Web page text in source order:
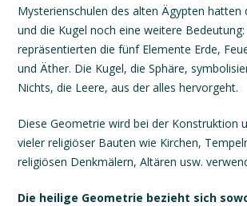
Mysterienschulen des alten Ägypten hatten
und die Kugel noch eine weitere Bedeutung:
repräsentierten die fünf Elemente Erde,
und Äther. Die Kugel, die Sphäre,
Nichts, die Leere, aus der alles hervorgeht.
Diese Geometrie wird bei der Konstruktion
vieler religiöser Bauten wie Kirchen,
religiösen Denkmälern, Altären usw.
Die heilige Geometrie bezieht sich